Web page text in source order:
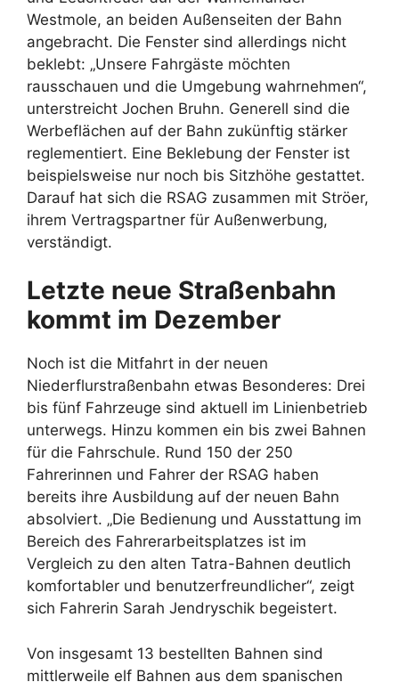
Westmole, an beiden Außenseiten der Bahn
angebracht. Die Fenster sind allerdings nicht
beklebt: „Unsere Fahrgäste möchten
rausschauen und die Umgebung wahrnehmen“,
unterstreicht Jochen Bruhn. Generell sind die
Werbeflächen auf der Bahn zukünftig stärker
reglementiert. Eine Beklebung der Fenster ist
beispielsweise nur noch bis Sitzhöhe gestattet.
Darauf hat sich die RSAG zusammen mit Ströer,
ihrem Vertragspartner für Außenwerbung,
verständigt.
Letzte neue Straßenbahn
kommt im Dezember
Noch ist die Mitfahrt in der neuen
Niederflurstraßenbahn etwas Besonderes: Drei
bis fünf Fahrzeuge sind aktuell im Linienbetrieb
unterwegs. Hinzu kommen ein bis zwei Bahnen
für die Fahrschule. Rund 150 der 250
Fahrerinnen und Fahrer der RSAG haben
bereits ihre Ausbildung auf der neuen Bahn
absolviert. „Die Bedienung und Ausstattung im
Bereich des Fahrerarbeitsplatzes ist im
Vergleich zu den alten Tatra-Bahnen deutlich
komfortabler und benutzerfreundlicher“, zeigt
sich Fahrerin Sarah Jendryschik begeistert.
Von insgesamt 13 bestellten Bahnen sind
mittlerweile elf Bahnen aus dem spanischen